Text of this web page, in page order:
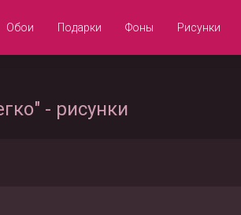
Обои Подарки Фоны Рисунки
- рисунки